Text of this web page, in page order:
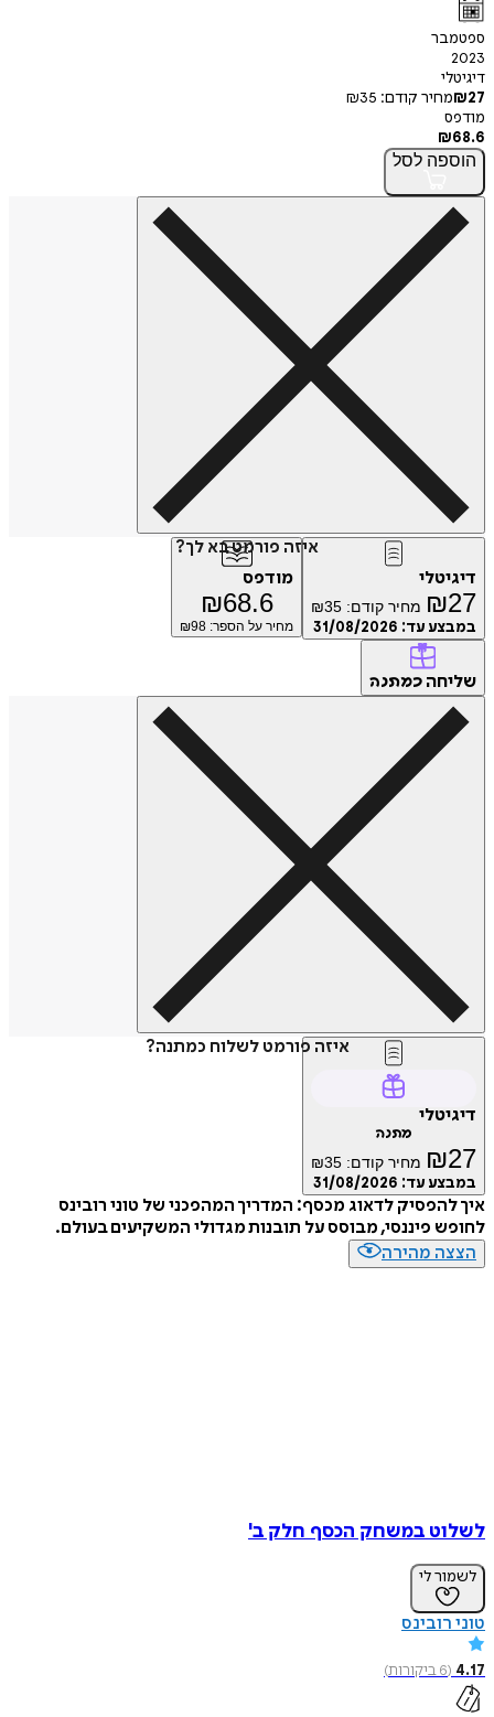
ספטמבר
2023
דיגיטלי
₪27 מחיר קודם: ₪35
מודפס
₪68.6
הוספה לסל
איזה פורמט בא לך?
דיגיטלי
₪27 מחיר קודם: ₪35
במבצע עד: 31/08/2026
מודפס
₪68.6
מחיר על הספר: ₪ 98
שליחה כמתנה
איזה פורמט לשלוח כמתנה?
דיגיטלי
מתנה
₪27 מחיר קודם: ₪35
במבצע עד: 31/08/2026
איך להפסיק לדאוג מכסף: המדריך המהפכני של טוני רובינס
לחופש פיננסי, מבוסס על תובנות מגדולי המשקיעים בעולם.
הצצה מהירה
לשלוט במשחק הכסף חלק ב'
לשמור לי
טוני רובינס
4.17
(
6ביקורות)